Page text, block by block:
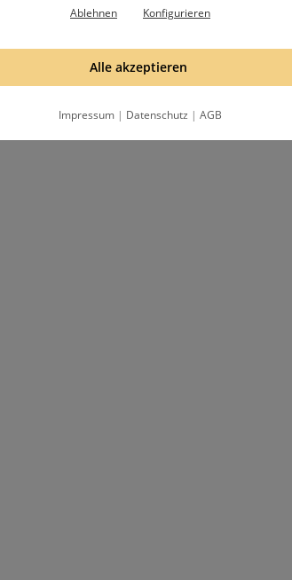
im Schnee oder bei gemütlichen Abenden
Note und bringen die zauberhafte
Ablehnen Konfigurieren
Alle akzeptieren
Impressum | Datenschutz | AGB